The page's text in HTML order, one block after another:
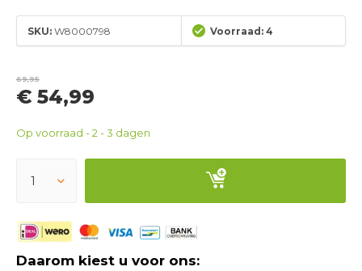
SKU: W8000798 Voorraad: 4
69,95
€ 54,99
Op voorraad - 2 - 3 dagen
Daarom kiest u voor ons: